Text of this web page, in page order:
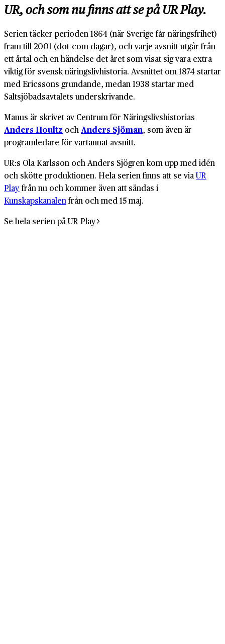
UR, och som nu finns att se på UR Play.
Serien täcker perioden 1864 (när Sverige får näringsfrihet)
fram till 2001 (dot-com dagar), och varje avsnitt utgår från
ett årtal och en händelse det året som visat sig vara extra
viktig för svensk näringslivhistoria. Avsnittet om 1874 startar
med Ericssons grundande, medan 1938 startar med
Saltsjöbadsavtalets underskrivande.
Manus är skrivet av Centrum för Närings­livshistorias
Anders Houltz ochAnders Sjöman, som även är
programledare för vartannat avsnitt.
UR:s Ola Karlsson och Anders Sjögren kom upp med idén
och skötte produktionen. Hela serien finns att se viaUR
Playfrån nu och kommer även att sändas i
Kunskapskanalenfrån och med 15 maj.
Se hela serien på UR Play